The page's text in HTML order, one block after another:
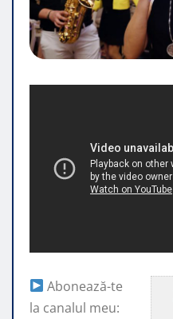
Abonează-te
la canalul meu: